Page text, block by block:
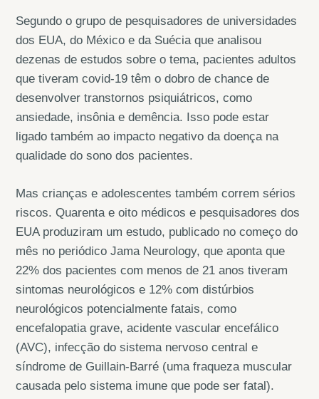
Segundo o grupo de pesquisadores de universidades
dos EUA, do México e da Suécia que analisou
dezenas de estudos sobre o tema, pacientes adultos
que tiveram covid-19 têm o dobro de chance de
desenvolver transtornos psiquiátricos, como
ansiedade, insônia e demência. Isso pode estar
ligado também ao impacto negativo da doença na
qualidade do sono dos pacientes.
Mas crianças e adolescentes também correm sérios
riscos. Quarenta e oito médicos e pesquisadores dos
EUA produziram um estudo, publicado no começo do
mês no periódico Jama Neurology, que aponta que
22% dos pacientes com menos de 21 anos tiveram
sintomas neurológicos e 12% com distúrbios
neurológicos potencialmente fatais, como
encefalopatia grave, acidente vascular encefálico
(AVC), infecção do sistema nervoso central e
síndrome de Guillain-Barré (uma fraqueza muscular
causada pelo sistema imune que pode ser fatal).